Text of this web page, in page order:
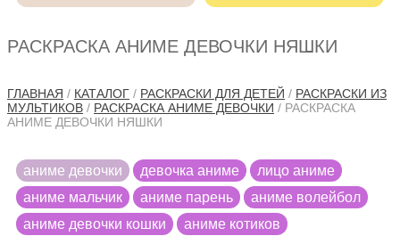
РАСКРАСКА АНИМЕ ДЕВОЧКИ НЯШКИ
ГЛАВНАЯ / КАТАЛОГ / РАСКРАСКИ ДЛЯ ДЕТЕЙ / РАСКРАСКИ ИЗ
МУЛЬТИКОВ / РАСКРАСКА АНИМЕ ДЕВОЧКИ / РАСКРАСКА
АНИМЕ ДЕВОЧКИ НЯШКИ
аниме девочки девочка аниме
лицо аниме
аниме мальчик
аниме парень
аниме волейбол
аниме девочки кошки
аниме котиков